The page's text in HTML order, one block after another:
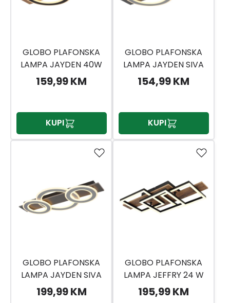
GLOBO PLAFONSKA
LAMPA JAYDEN 40W
159,99 KM
KUPI
GLOBO PLAFONSKA
LAMPA JAYDEN SIVA
40W
154,99 KM
KUPI
GLOBO PLAFONSKA
LAMPA JAYDEN SIVA
50W
199,99 KM
GLOBO PLAFONSKA
LAMPA JEFFRY 24 W
195,99 KM